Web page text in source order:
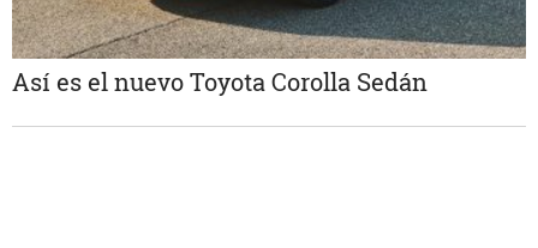
Así es el nuevo Toyota Corolla Sedán